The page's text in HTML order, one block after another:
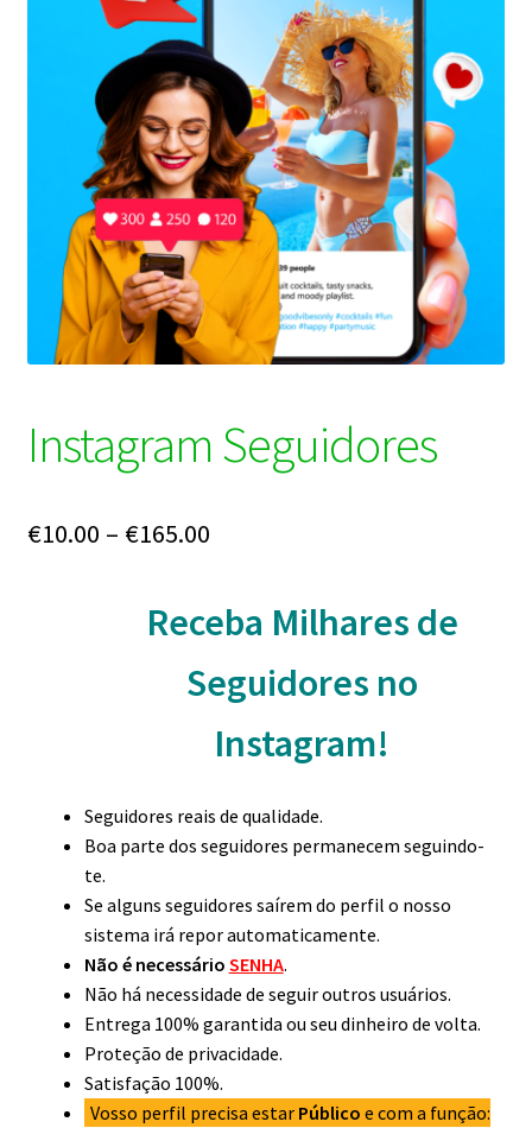
Instagram Seguidores
€10.00 – €165.00Price
€10.00
€165.00
Receba Milhares de
Seguidores no
Instagram!
Seguidores reais de qualidade.
Boa parte dos seguidores permanecem seguindo-
te.
Se alguns seguidores saírem do perfil o nosso
sistema irá repor automaticamente.
Não é necessário SENHA.
Não há necessidade de seguir outros usuários.
Entrega 100% garantida ou seu dinheiro de volta.
Proteção de privacidade.
Satisfação 100%.
Vosso perfil precisa estar Público e com a função: